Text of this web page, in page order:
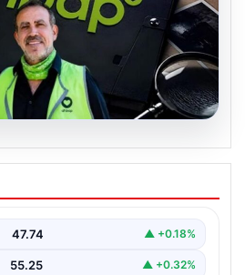
Yönetimine Kayyum
Resmen Başladı
bulan Ahbap Derneği ile ilgili…
47.74 ▲ +0.18%
55.25 ▲ +0.32%